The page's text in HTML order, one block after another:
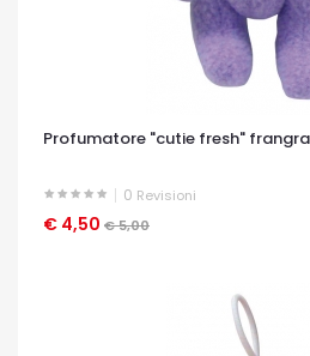
Profumatore "cutie fresh"
0 Revisioni
€ 4,50 € 5,00
OCCHIATA VELOCE